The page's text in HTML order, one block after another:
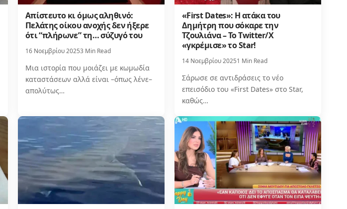
Απίστευτο κι όμως αληθινό:
Πελάτης οίκου ανοχής δεν ήξερε
ότι “πλήρωνε” τη… σύζυγό του
16 Νοεμβρίου 20253 Min Read
Μια ιστορία που μοιάζει με κωμωδία
καταστάσεων αλλά είναι –όπως λένε–
απολύτως…
«First Dates»: Η ατάκα του
Δημήτρη που σόκαρε την
Τζουλιάνα – Το Twitter/X
«γκρέμισε» το Star!
14 Νοεμβρίου 20251 Min Read
Σάρωσε σε αντιδράσεις το νέο
επεισόδιο του «First Dates» στο Star,
καθώς…